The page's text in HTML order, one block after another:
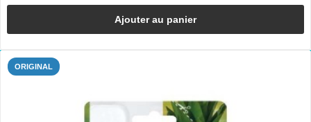
Ajouter au panier
ORIGINAL